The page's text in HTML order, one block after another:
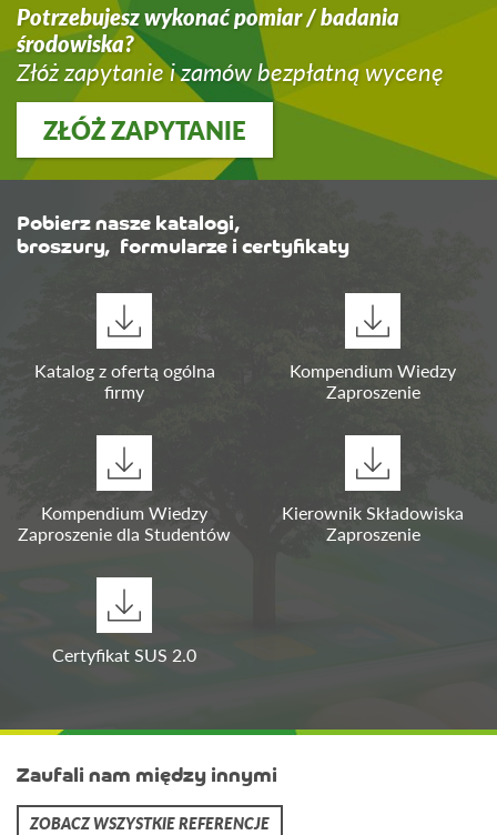
Potrzebujesz wykonać pomiar / badania
środowiska?
Złóż zapytanie i zamów bezpłatną wycenę
ZŁÓŻ ZAPYTANIE
Pobierz nasze katalogi,
broszury, formularze i certyfikaty
Katalog z ofertą ogólna
firmy
Kompendium Wiedzy
Zaproszenie
Kompendium Wiedzy
Zaproszenie dla Studentów
Kierownik Składowiska
Zaproszenie
Certyfikat SUS 2.0
Zaufali nam między innymi
ZOBACZ WSZYSTKIE REFERENCJE